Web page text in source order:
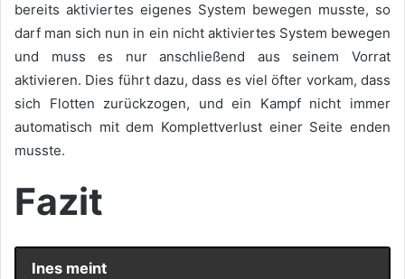
bereits aktiviertes eigenes System bewegen musste, so
darf man sich nun in ein nicht aktiviertes System bewegen
und muss es nur anschließend aus seinem Vorrat
aktivieren. Dies führt dazu, dass es viel öfter vorkam, dass
sich Flotten zurückzogen, und ein Kampf nicht immer
automatisch mit dem Komplettverlust einer Seite enden
musste.
Fazit
Ines meint